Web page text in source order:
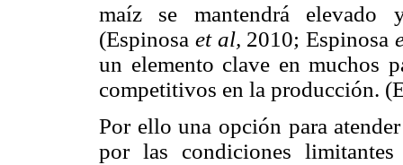
maíz se mantendrá elevado
(Espinosa et al, 2010; Espinosa
un elemento clave en muchos
competitivos en la producción.
Por ello una opción para
por las condiciones